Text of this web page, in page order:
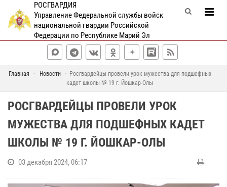
РОСГВАРДИЯ
Управление Федеральной службы войск
национальной гвардии Российской
Федерации по Республике Марий Эл
Главная Новости
Росгвардейцы провели урок мужества для подшефных
кадет школы № 19 г. Йошкар-Олы
РОСГВАРДЕЙЦЫ ПРОВЕЛИ УРОК
МУЖЕСТВА ДЛЯ ПОДШЕФНЫХ КАДЕТ
ШКОЛЫ № 19 Г. ЙОШКАР-ОЛЫ
03 декабря 2024, 06:17